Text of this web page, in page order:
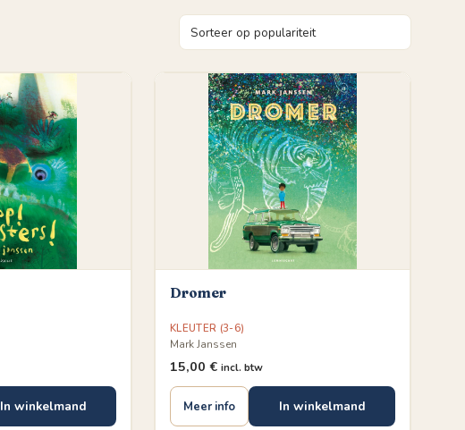
In winkelmand
Dromer
KLEUTER (3-6)
Mark Janssen
15,00 € incl. btw
Meer info In winkelmand